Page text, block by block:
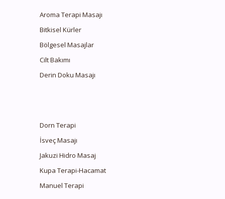
Aroma Terapi Masajı
Bitkisel Kürler
Bölgesel Masajlar
Cilt Bakımı
Derin Doku Masajı
Dorn Terapi
İsveç Masajı
Jakuzi Hidro Masaj
Kupa Terapi-Hacamat
Manuel Terapi